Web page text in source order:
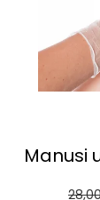
Manusi